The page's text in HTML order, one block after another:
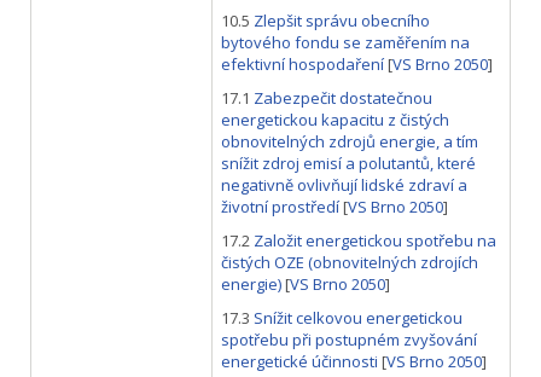
10.5 Zlepšit správu obecního
bytového fondu se zaměřením na
efektivní hospodaření[VS Brno 2050]
17.1 Zabezpečit dostatečnou
energetickou kapacitu z čistých
obnovitelných zdrojů energie, a tím
snížit zdroj emisí a polutantů, které
negativně ovlivňují lidské zdraví a
životní prostředí[VS Brno 2050]
17.2 Založit energetickou spotřebu na
čistých OZE (obnovitelných zdrojích
energie)[VS Brno 2050]
17.3 Snížit celkovou energetickou
spotřebu při postupném zvyšování
energetické účinnosti [VS Brno 2050]